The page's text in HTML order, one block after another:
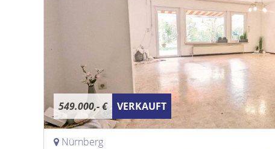
549.000,- € VERKAUFT
Nürnberg